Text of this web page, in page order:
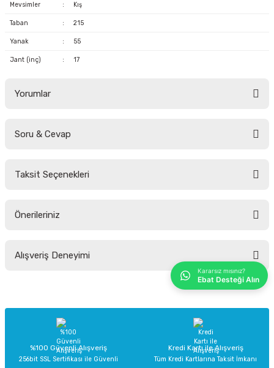
Mevsimler : Kış
Taban : 215
Yanak : 55
Jant (inç) : 17
Yorumlar
Soru & Cevap
Taksit Seçenekleri
Önerileriniz
yetersiz gördüğünüz noktaları öneri formunu kullanarak tarafımıza
Ürün açıklamasında eksik bilgiler bulunuyor.
Ürün bilgilerinde hatalar bulunuyor.
Ürün fiyatı diğer sitelerden daha pahalı.
Alışveriş Deneyimi
Sitemize ilk yorumu siz yapın!
%100 Güvenli Alışveriş
256bit SSL Sertifikası ile Güvenli
Kredi Kartı ile Alışveriş
Tüm Kredi Kartlarına Taksit İmkanı
Kararsız mısınız?
Ebat Desteği Alın